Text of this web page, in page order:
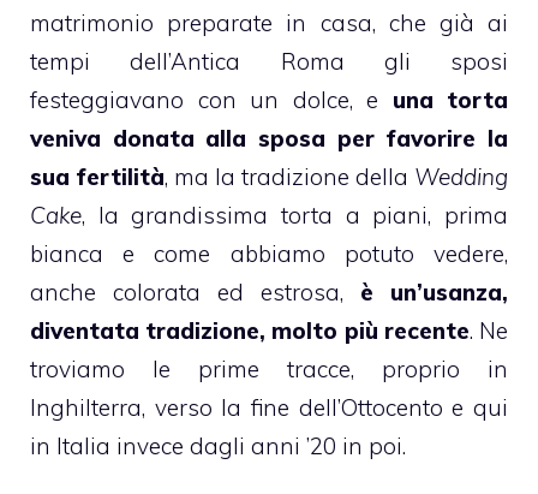
matrimonio preparate in casa, che già ai
tempi dell’Antica Roma gli sposi
festeggiavano con un dolce, e una torta
veniva donata alla sposa per favorire la
sua fertilità, ma la tradizione della Wedding
Cake, la grandissima torta a piani, prima
bianca e come abbiamo potuto vedere,
anche colorata ed estrosa, è un’usanza,
diventata tradizione, molto più recente. Ne
troviamo le prime tracce, proprio in
Inghilterra, verso la fine dell’Ottocento e qui
in Italia invece dagli anni ’20 in poi.